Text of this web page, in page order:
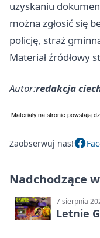
uzyskaniu
można zgłosić się
policję, straż
Materiał źródłowy
Autor:redakcja
Zaobserwuj nas!
Nadchodzące
7 sierpnia
Letnie